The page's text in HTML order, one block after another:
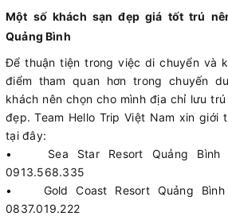
Một số khách sạn đẹp giá tốt trú
Quảng Bình
Để thuận tiện trong việc di chuyển và
điểm tham quan hơn trong chuyến
khách nên chọn cho mình địa chỉ lưu
đẹp. Team Hello Trip Việt Nam xin giới
tại đây:
• Sea Star Resort Quảng Bình
0913.568.335
• Gold Coast Resort Quảng Bình
0837.019.222